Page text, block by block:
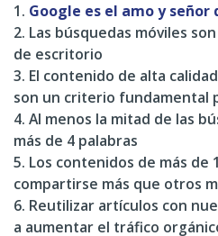
1. Google es el amo y señor
2. Las búsquedas móviles
de escritorio
3. El contenido de alta
son un criterio fundamental
4. Al menos la mitad de las
más de 4 palabras
5. Los contenidos de más de
compartirse más que otros
6. Reutilizar artículos con
a aumentar el tráfico